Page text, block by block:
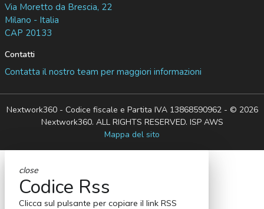
Via Moretto da Brescia, 22
Milano - Italia
CAP 20133
Contatti
Contatta il nostro team per maggiori informazioni
Nextwork360 - Codice fiscale e Partita IVA 13868590962 - © 2026
Nextwork360. ALL RIGHTS RESERVED. ISP AWS
Mappa del sito
close
Codice Rss
Clicca sul pulsante per copiare il link RSS